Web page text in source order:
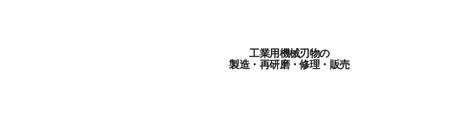
工業用機械刃物の
製造・再研磨・修理・販売